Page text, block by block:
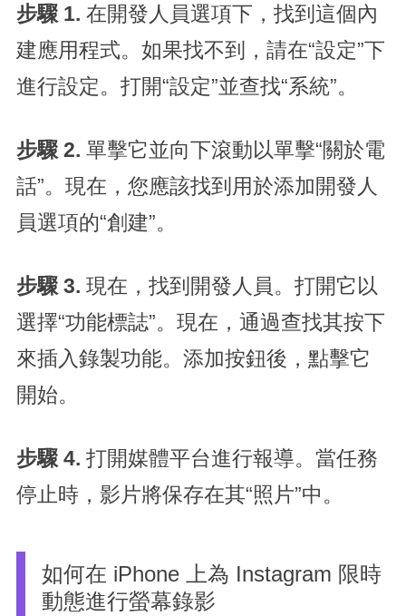
步驟 1. 在開發人員選項下，找到這個內
建應用程式。如果找不到，請在“設定”下
進行設定。打開“設定”並查找“系統”。
步驟 2. 單擊它並向下滾動以單擊“關於電
話”。現在，您應該找到用於添加開發人
員選項的“創建”。
步驟 3. 現在，找到開發人員。打開它以
選擇“功能標誌”。現在，通過查找其按下
來插入錄製功能。添加按鈕後，點擊它
開始。
步驟 4. 打開媒體平台進行報導。當任務
停止時，影片將保存在其“照片”中。
如何在 iPhone 上為 Instagram 限時
動態進行螢幕錄影